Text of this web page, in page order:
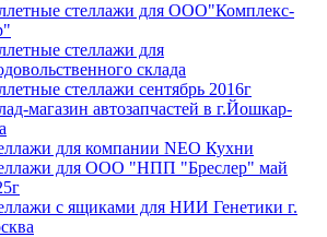
стеллажи для ООО"Комплекс-
стеллажи для
склада
стеллажи сентябрь 2016г
магазин автозапчастей в г.Йошкар-
для компании NEO Кухни
для ООО "НПП "Бреслер" май
с ящиками для НИИ Генетики г.